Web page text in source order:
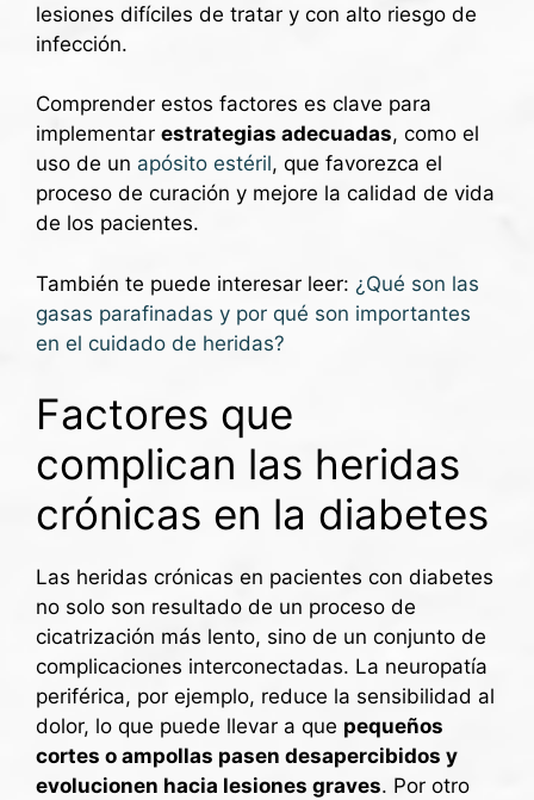
lesiones difíciles de tratar y con alto riesgo de
infección.
Comprender estos factores es clave para
implementar estrategias adecuadas, como el
uso de un apósito estéril, que favorezca el
proceso de curación y mejore la calidad de vida
de los pacientes.
También te puede interesar leer: ¿Qué son las
gasas parafinadas y por qué son importantes
en el cuidado de heridas?
Factores que
complican las heridas
crónicas en la diabetes
Las heridas crónicas en pacientes con diabetes
no solo son resultado de un proceso de
cicatrización más lento, sino de un conjunto de
complicaciones interconectadas. La neuropatía
periférica, por ejemplo, reduce la sensibilidad al
dolor, lo que puede llevar a que pequeños
cortes o ampollas pasen desapercibidos y
evolucionen hacia lesiones graves. Por otro